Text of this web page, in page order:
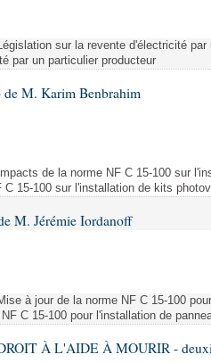
sur la revente d'électricité
par un particulier producteur
de M. Karim Benbrahim
de la norme NF C 15-100 sur
C 15-100 sur l'installation de kits
M. Jérémie Iordanoff
à jour de la norme NF C 15-100
C 15-100 pour l'installation de
À L'AIDE À MOURIR -